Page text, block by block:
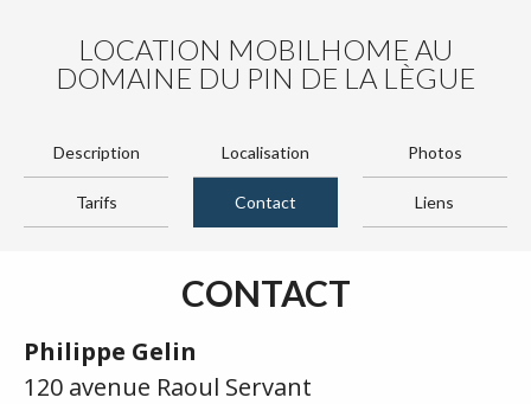
LOCATION MOBILHOME AU
DOMAINE DU PIN DE LA LÈGUE
Description Localisation Photos
Tarifs Contact Liens
CONTACT
Philippe Gelin
120 avenue Raoul Servant